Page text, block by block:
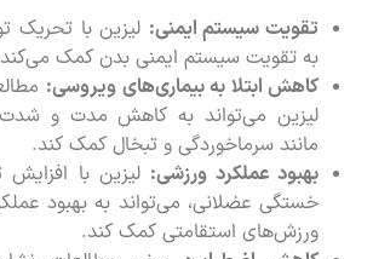
تقویت سیستم ایمنی:لیزین با تحریک تولید
به تقویت سیستم ایمنی بدن کمک می‌کند.
کاهش ابتلا به بیماری‌های ویروسی:مطالعات
لیزین می‌تواند به کاهش مدت و شدت
مانند سرماخوردگی و تبخال کمک کند.
بهبود عملکرد ورزشی:لیزین با افزایش
خستگی عضلانی، می‌تواند به بهبود عملکرد
ورزش‌های استقامتی کمک کند.